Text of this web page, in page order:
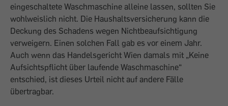
eingeschaltete Waschmaschine alleine lassen, sollten Sie
wohlweislich nicht. Die Haushaltsversicherung kann die
Deckung des Schadens ­wegen Nichtbeaufsichtigung
verweigern. Einen solchen Fall gab es vor einem Jahr.
Auch wenn das Handelsgericht Wien damals mit „Keine
Aufsichtspflicht über laufende Waschmaschine“
entschied, ist dieses Urteil nicht auf andere Fälle
übertragbar.